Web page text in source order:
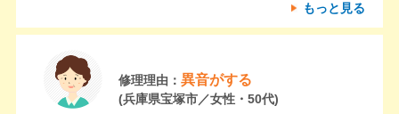
もっと見る
修理理由： 異音がする
(兵庫県宝塚市／女性・50代)